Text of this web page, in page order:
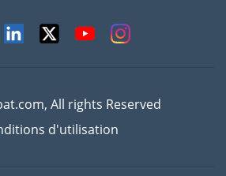
All rights Reserved
d'utilisation